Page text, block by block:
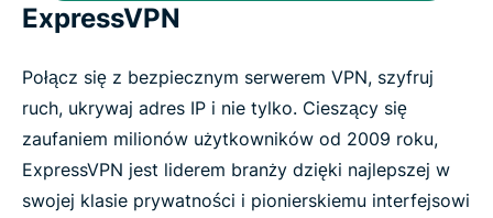
ExpressVPN
Połącz się z bezpiecznym serwerem VPN, szyfruj
ruch, ukrywaj adres IP i nie tylko. Cieszący się
zaufaniem milionów użytkowników od 2009 roku,
ExpressVPN jest liderem branży dzięki najlepszej w
swojej klasie prywatności i pionierskiemu interfejsowi